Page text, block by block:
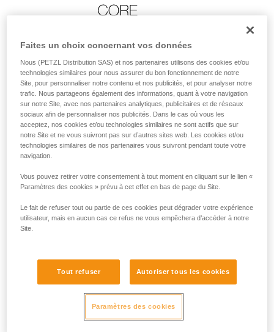
Puissance
batterie CORE. La différence de puissance à l’allumage peut
être de l’ordre de 10 % maximum.
En revanche, pendant l’utilisation de la lampe, il existe une
différence de comportement :
Faites un choix concernant vos données
Nous (PETZL Distribution SAS) et nos partenaires utilisons des cookies et/ou
technologies similaires pour nous assurer du bon fonctionnement de notre
Site, pour personnaliser notre contenu et nos publicités, et pour analyser notre
trafic. Nous partageons également des informations, quant à votre navigation
sur notre Site, avec nos partenaires analytiques, publicitaires et de réseaux
sociaux afin de personnaliser nos publicités. Dans le cas où vous les
acceptez, nos cookies et/ou technologies similaires ne sont actifs que sur
notre Site et ne vous suivront pas sur d’autres sites web. Les cookies et/ou
technologies similaires de nos partenaires vous suivront pendant toute votre
navigation.
Vous pouvez retirer votre consentement à tout moment en cliquant sur le lien «
Paramètres des cookies » prévu à cet effet en bas de page du Site.
Le fait de refuser tout ou partie de ces cookies peut dégrader votre expérience
utilisateur, mais en aucun cas ce refus ne vous empêchera d’accéder à notre
Site.
Tout refuser Autoriser tous les cookies
Paramètres des cookies